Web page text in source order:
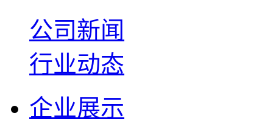
公司新闻
行业动态
企业展示